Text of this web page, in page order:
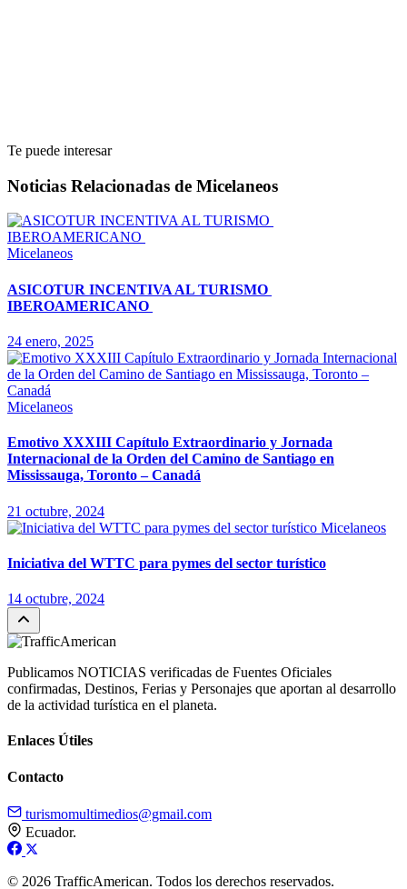
Te puede interesar
Noticias Relacionadas de Micelaneos
Micelaneos
ASICOTUR INCENTIVA AL TURISMO
IBEROAMERICANO
24 enero, 2025
Micelaneos
Emotivo XXXIII Capítulo Extraordinario y Jornada
Internacional de la Orden del Camino de Santiago en
Mississauga, Toronto – Canadá
21 octubre, 2024
Micelaneos
Iniciativa del WTTC para pymes del sector turístico
14 octubre, 2024
Publicamos NOTICIAS verificadas de Fuentes Oficiales
confirmadas, Destinos, Ferias y Personajes que aportan al desarrollo
de la actividad turística en el planeta.
Enlaces Útiles
Contacto
turismomultimedios@gmail.com
Ecuador.
© 2026 TrafficAmerican. Todos los derechos reservados.